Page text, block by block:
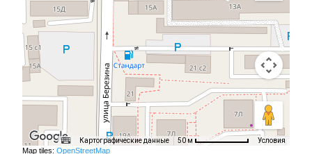
Картографические данные 50 м Условия
Map tiles: OpenStreetMap